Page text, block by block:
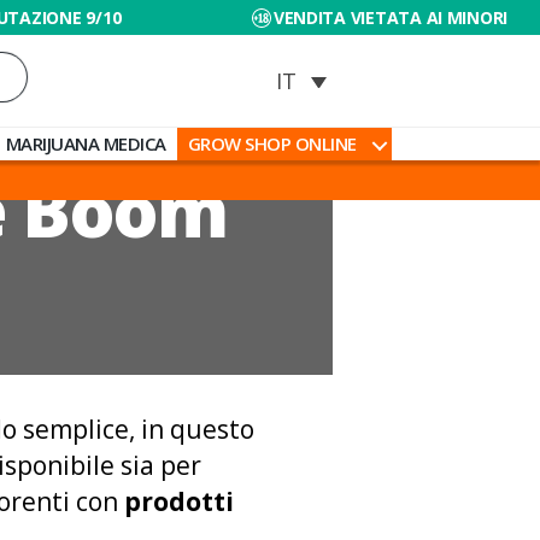
9/10 VENDITA VIETATA AI MINORI
MARIJUANA MEDICA GROW SHOP ONLINE
semplice, in questo
sia per
con prodotti